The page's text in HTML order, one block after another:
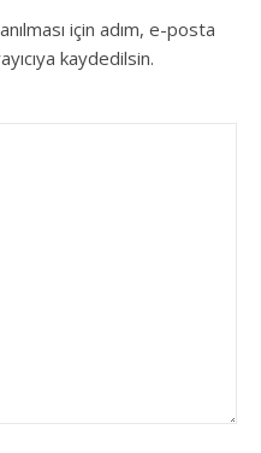
için adım, e-posta
kaydedilsin.